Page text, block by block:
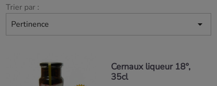
Trier par :
Pertinence

Cernaux liqueur 18°,
35cl